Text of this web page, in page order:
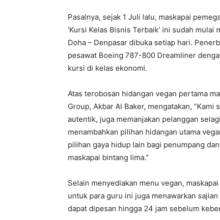
Pasalnya, sejak 1 Juli lalu, maskapai
‘Kursi Kelas Bisnis Terbaik’ ini sudah
Doha – Denpasar dibuka setiap hari.
pesawat Boeing 787-800 Dreamliner
kursi di kelas ekonomi.
Atas terobosan hidangan vegan pertama
Group, Akbar Al Baker, mengatakan,
autentik, juga memanjakan pelanggan
menambahkan pilihan hidangan utama
pilihan gaya hidup lain bagi penumpang
maskapai bintang lima.”
Selain menyediakan menu vegan,
untuk para guru ini juga menawarkan
dapat dipesan hingga 24 jam sebelum